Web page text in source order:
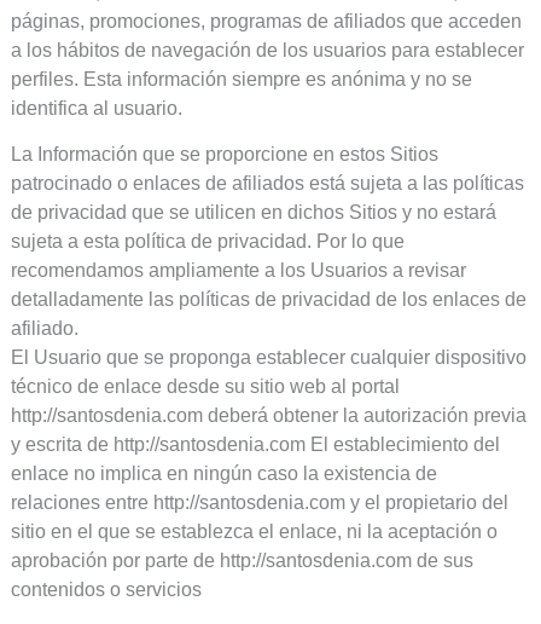
páginas, promociones, programas de afiliados que acceden
a los hábitos de navegación de los usuarios para establecer
perfiles. Esta información siempre es anónima y no se
identifica al usuario.
La Información que se proporcione en estos Sitios
patrocinado o enlaces de afiliados está sujeta a las políticas
de privacidad que se utilicen en dichos Sitios y no estará
sujeta a esta política de privacidad. Por lo que
recomendamos ampliamente a los Usuarios a revisar
detalladamente las políticas de privacidad de los enlaces de
afiliado.
El Usuario que se proponga establecer cualquier dispositivo
técnico de enlace desde su sitio web al portal
http://santosdenia.com deberá obtener la autorización previa
y escrita de http://santosdenia.com El establecimiento del
enlace no implica en ningún caso la existencia de
relaciones entre http://santosdenia.com y el propietario del
sitio en el que se establezca el enlace, ni la aceptación o
aprobación por parte de http://santosdenia.com de sus
contenidos o servicios